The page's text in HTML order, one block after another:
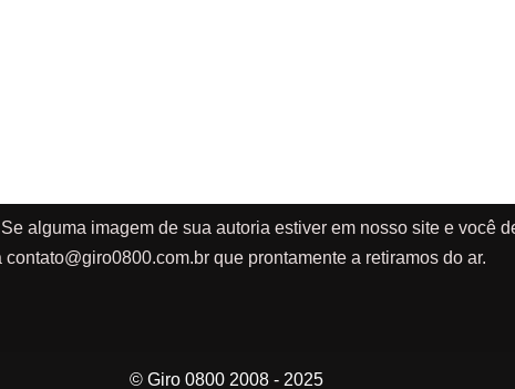
alguma imagem de sua autoria estiver em nosso site e você
contato@giro0800.com.brque prontamente a retiramos do ar.
© Giro 0800 2008 - 2025